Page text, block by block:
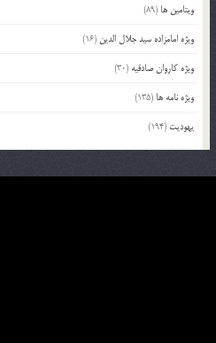
ویتامین ها (89)
ویژه امامزاده سید جلال الدین (16)
ویژه کاروان صادقیه (30)
ویژه نامه ها (135)
یهودیت (194)